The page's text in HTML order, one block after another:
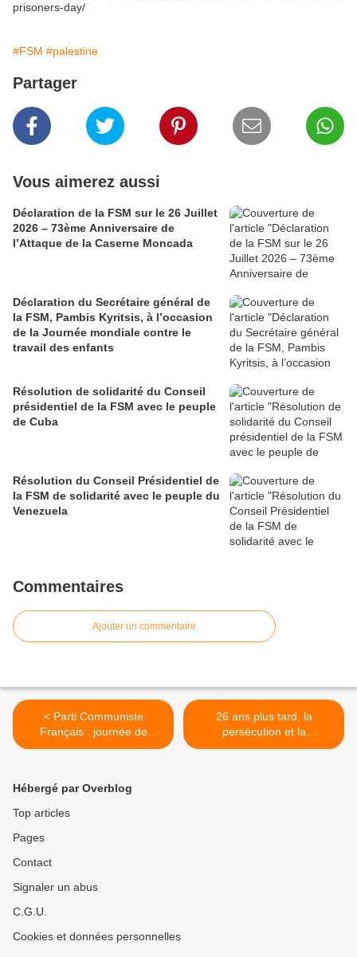
prisoners-day/
#FSM #palestine
Partager
Vous aimerez aussi
Déclaration de la FSM sur le 26 Juillet
2026 – 73ème Anniversaire de
l’Attaque de la Caserne Moncada
Déclaration du Secrétaire général de
la FSM, Pambis Kyritsis, à l’occasion
de la Journée mondiale contre le
travail des enfants
Résolution de solidarité du Conseil
présidentiel de la FSM avec le peuple
de Cuba
Résolution du Conseil Présidentiel de
la FSM de solidarité avec le peuple du
Venezuela
Commentaires
Ajouter un commentaire
< Parti Communiste
Français : journée de
soutien aux prisonniers
26 ans plus tard, la
persécution et la
criminalisation de celles et
Hébergé par Overblog
Top articles
Pages
Contact
Signaler un abus
C.G.U.
Cookies et données personnelles